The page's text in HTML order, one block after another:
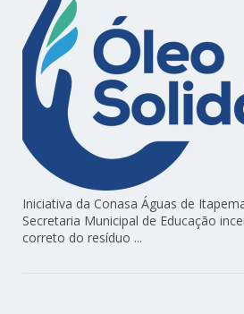
Iniciativa da Conasa Águas de
Secretaria Municipal de Educação
correto do resíduo ...